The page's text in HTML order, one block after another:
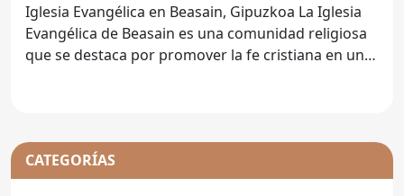
Iglesia Evangélica en Beasain, Gipuzkoa La Iglesia
Evangélica de Beasain es una comunidad religiosa
que se destaca por promover la fe cristiana en un
CATEGORÍAS